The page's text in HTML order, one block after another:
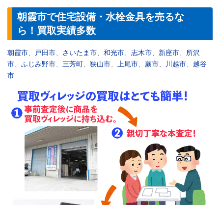
朝霞市で住宅設備・水栓金具を売るな
ら！買取実績多数
朝霞市 戸田市 さいたま市 和光市 志木市 新座市
所沢
市
ふじみ野市 三芳町 狭山市 上尾市 蕨市 川越市
越谷
市